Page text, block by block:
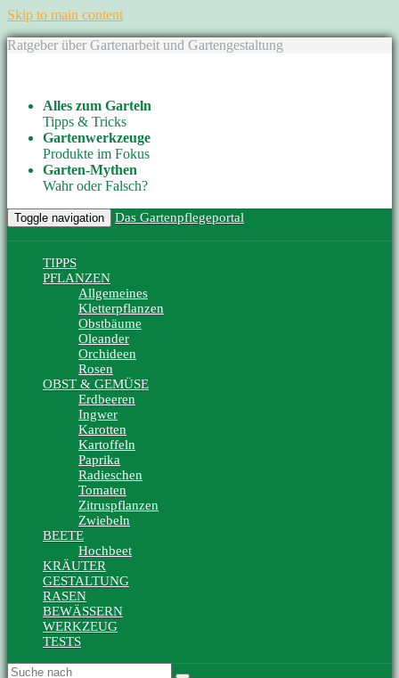
Skip to main content
Ratgeber über Gartenarbeit und Gartengestaltung
Alles zum Garteln
Tipps & Tricks
Gartenwerkzeuge
Produkte im Fokus
Garten-Mythen
Wahr oder Falsch?
Toggle navigation Das Gartenpflegeportal
TIPPS
PFLANZEN
Allgemeines
Kletterpflanzen
Obstbäume
Oleander
Orchideen
Rosen
OBST & GEMÜSE
Erdbeeren
Ingwer
Karotten
Kartoffeln
Paprika
Radieschen
Tomaten
Zitruspflanzen
Zwiebeln
BEETE
Hochbeet
KRÄUTER
GESTALTUNG
RASEN
BEWÄSSERN
WERKZEUG
TESTS